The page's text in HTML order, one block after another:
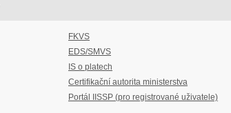
FKVS
EDS/SMVS
IS o platech
Certifikační autorita ministerstva
Portál IISSP (pro registrované uživatele)